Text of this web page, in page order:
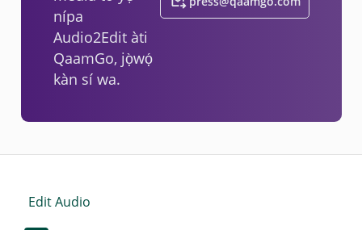
nípa
Audio2Edit àti
QaamGo, jọ̀wọ́
kàn sí wa.
Edit Audio